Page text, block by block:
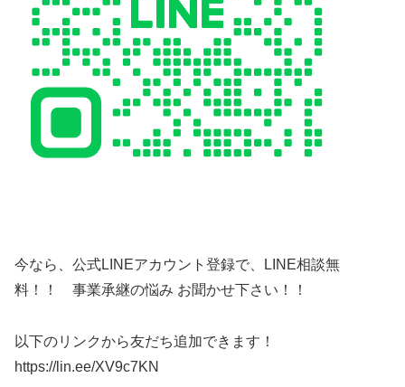
今なら、公式LINEアカウント登録で、LINE相談無
料！！ 事業承継の悩み お聞かせ下さい！！
以下のリンクから友だち追加できます！
https://lin.ee/XV9c7KN